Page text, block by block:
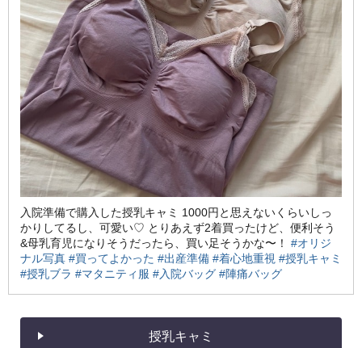
入院準備で購入した授乳キャミ 1000円と思えないくらいしっ
かりしてるし、可愛い♡ とりあえず2着買ったけど、便利そう
&母乳育児になりそうだったら、買い足そうかな〜！ #オリジ
ナル写真 #買ってよかった #出産準備 #着心地重視 #授乳キャミ
#授乳ブラ #マタニティ服 #入院バッグ #陣痛バッグ
授乳キャミ